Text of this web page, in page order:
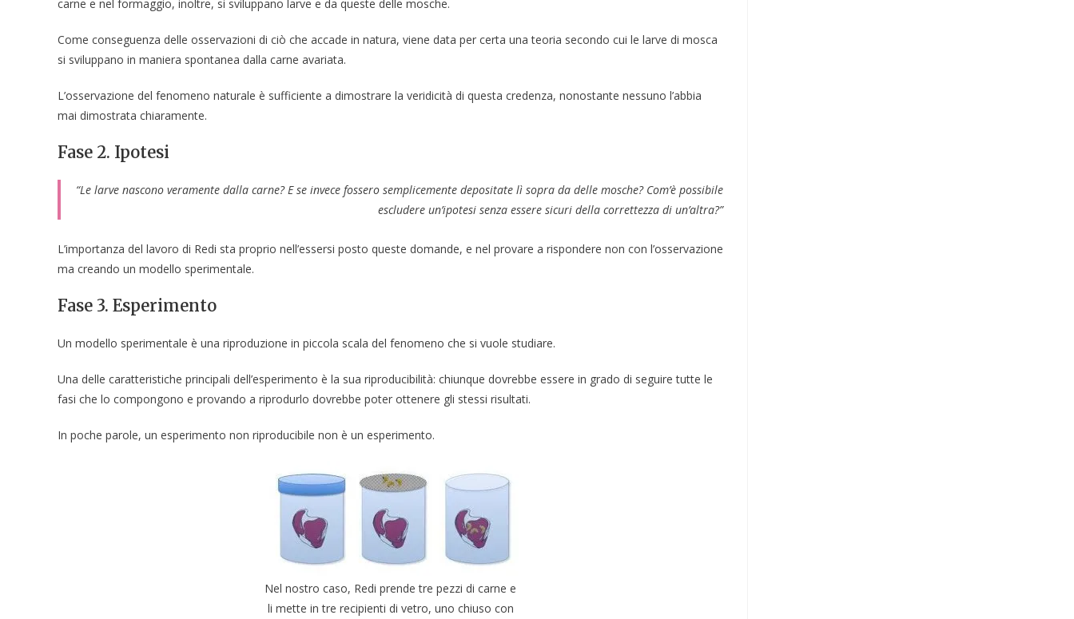
carne e nel formaggio, inoltre, si sviluppano larve e da queste delle mosche.
Come conseguenza delle osservazioni di ciò che accade in natura, viene data per certa una teoria secondo cui le larve di mosca
si sviluppano in maniera spontanea dalla carne avariata.
L’osservazione del fenomeno naturale è sufficiente a dimostrare la veridicità di questa credenza, nonostante nessuno l’abbia
mai dimostrata chiaramente.
Fase 2. Ipotesi
“Le larve nascono veramente dalla carne? E se invece fossero semplicemente depositate lì sopra da delle mosche? Com’è possibile
escludere un’ipotesi senza essere sicuri della correttezza di un’altra?”
L’importanza del lavoro di Redi sta proprio nell’essersi posto queste domande, e nel provare a rispondere non con l’osservazione
ma creando un modello sperimentale.
Fase 3. Esperimento
Un modello sperimentale è una riproduzione in piccola scala del fenomeno che si vuole studiare.
Una delle caratteristiche principali dell’esperimento è la sua riproducibilità: chiunque dovrebbe essere in grado di seguire tutte le
fasi che lo compongono e provando a riprodurlo dovrebbe poter ottenere gli stessi risultati.
In poche parole, un esperimento non riproducibile non è un esperimento.
Nel nostro caso, Redi prende tre pezzi di carne e
li mette in tre recipienti di vetro, uno chiuso con